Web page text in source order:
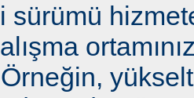
sürümü